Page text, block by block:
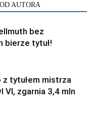
AUTORA
bez
bierze tytuł!
z tytułem mistrza
VI, zgarnia 3,4 mln